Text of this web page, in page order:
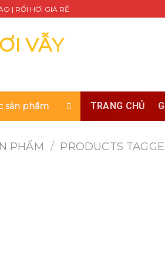
| RỐI HƠI GIÁ RẺ
sản phẩm TRANG CHỦ
PHẨM / PRODUCTS